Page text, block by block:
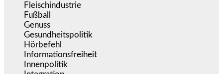
Fleischindustrie
Fußball
Genuss
Gesundheitspolitik
Hörbefehl
Informationsfreiheit
Innenpolitik